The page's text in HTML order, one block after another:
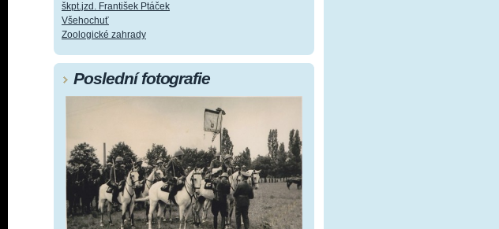
škpt.jzd. František Ptáček
Všehochuť
Zoologické zahrady
Poslední fotografie